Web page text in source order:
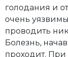
голодания и
очень
проводить
Болезнь,
проходит.